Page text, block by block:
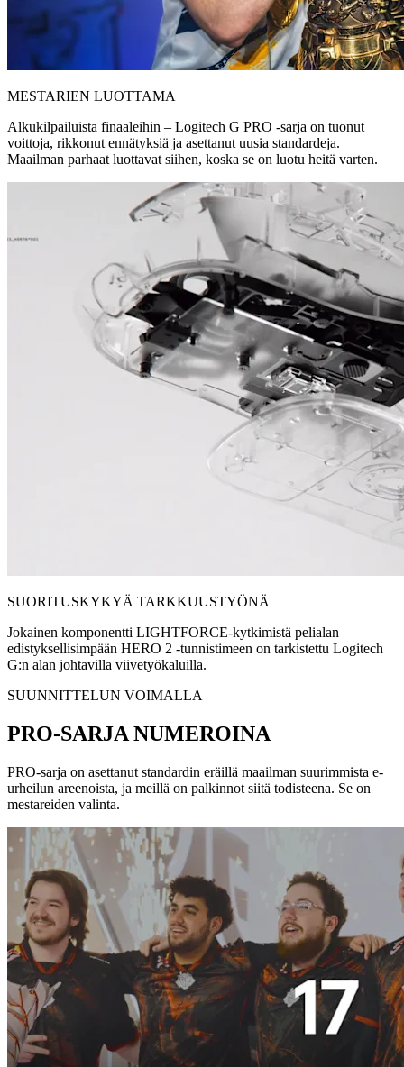
MESTARIEN LUOTTAMA
Alkukilpailuista finaaleihin – Logitech G PRO -sarja on tuonut
voittoja, rikkonut ennätyksiä ja asettanut uusia standardeja.
Maailman parhaat luottavat siihen, koska se on luotu heitä varten.
SUORITUSKYKYÄ TARKKUUSTYÖNÄ
Jokainen komponentti LIGHTFORCE-kytkimistä pelialan
edistyksellisimpään HERO 2 -tunnistimeen on tarkistettu Logitech
G:n alan johtavilla viivetyökaluilla.
SUUNNITTELUN VOIMALLA
PRO-SARJA NUMEROINA
PRO-sarja on asettanut standardin eräillä maailman suurimmista e-
urheilun areenoista, ja meillä on palkinnot siitä todisteena. Se on
mestareiden valinta.